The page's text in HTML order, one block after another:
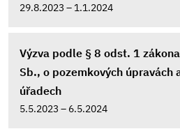
29.8.2023 – 1.1.2024
Výzva podle § 8 odst. 1
Sb., o pozemkových úpravách
úřadech
5.5.2023 – 6.5.2024